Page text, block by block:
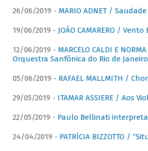
26/06/2019 - MARIO ADNET /
19/06/2019 - JOÃO CAMARERO /
12/06/2019 - MARCELO CALDI E
Orquestra Sanfônica do Rio de Janeiro
05/06/2019 - RAFAEL MALLMITH /
29/05/2019 - ITAMAR ASSIERE / Aos
22/05/2019 - Paulo Bellinati
24/04/2019 - PATRÍCIA BIZZOTTO /